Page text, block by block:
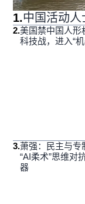
1.中国活动
2.美国禁中国人形
科技战，进入“机
3.萧强：民主与专
“AI柔术”思维对
器